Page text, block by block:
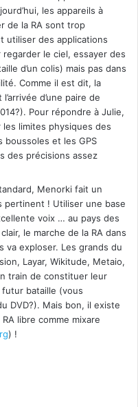
les appareils à
de la RA sont trop
utiliser des applications
le ciel, essayer des
d’un colis) mais pas dans
Comme il est dit, la
d’une paire de
Pour répondre à Julie,
limites physiques des
boussoles et les GPS
des précisions assez
Menorki fait un
pertinent ! Utiliser une base
voix … au pays des
le marche de la RA dans
va exploser. Les grands du
Layar, Wikitude, Metaio,
train de constituer leur
bataille (vous
DVD?). Mais bon, il existe
libre comme mixare
) !